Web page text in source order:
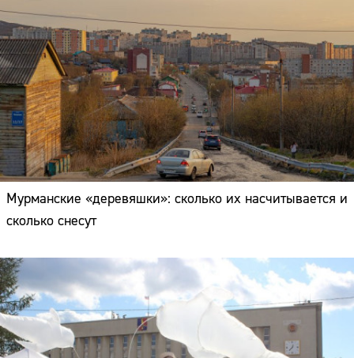
Мурманские «деревяшки»: сколько их насчитывается и
сколько снесут